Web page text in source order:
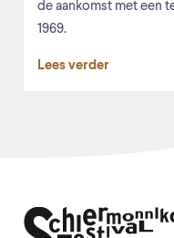
de aankomst met een
1969.
Lees verder